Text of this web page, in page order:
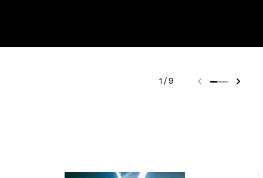
1 9